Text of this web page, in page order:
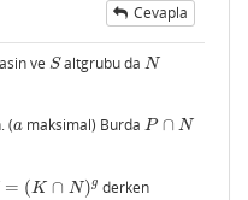
Cevapla
veS
Saltgrubu daN
N
(a
a maksimal) BurdaP ∩ N
P∩N
= (K ∩ N)g
∩N )g
derken